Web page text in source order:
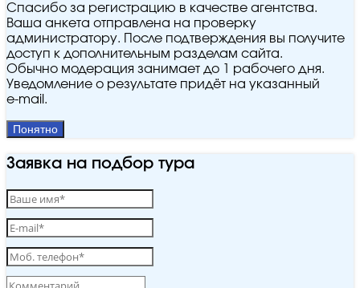
Спасибо за регистрацию в качестве агентства.
Ваша анкета отправлена на проверку
администратору. После подтверждения вы получите
доступ к дополнительным разделам сайта.
Обычно модерация занимает до 1 рабочего дня.
Уведомление о результате придёт на указанный
e‑mail.
Понятно
Заявка на подбор тура